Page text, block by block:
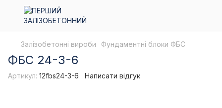
Залізобетонні вироби Фундаментні блоки ФБС
ФБС 24-3-6
Артикул: 12fbs24-3-6 Написати відгук